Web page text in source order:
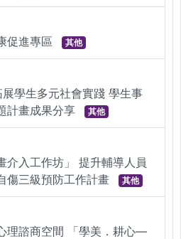
促進專區
其他
學生多元社會實踐 學生事
計畫成果分享
其他
介入工作坊」 提升輔導人員
傷三級預防工作計畫
其他
理諮商空間 「學美．耕心—